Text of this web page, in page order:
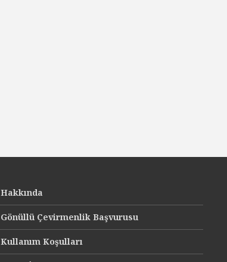
Hakkında
Gönüllü Çevirmenlik Başvurusu
Kullanım Koşulları